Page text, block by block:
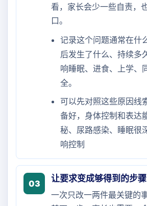
看，家长会少一些自责，
口。
记录这个问题通常在什
后发生了什么、持续多
响睡眠、进食、上学、
全。
可以先对照这些原因线
备好，身体控制和表达
秘、尿路感染、睡眠很
响控制
03
让要求变成够得到的步骤
一次只改一两件最关键的